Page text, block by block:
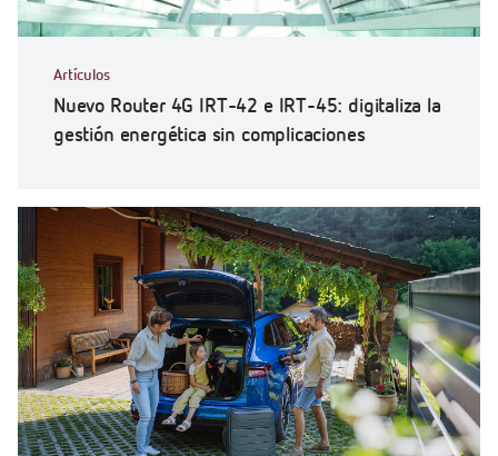
Artículos
Nuevo Router 4G IRT-42 e IRT-45: digitaliza la
gestión energética sin complicaciones